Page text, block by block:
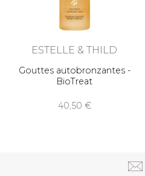
ESTELLE & THILD
Gouttes autobronzantes -
BioTreat
40,50